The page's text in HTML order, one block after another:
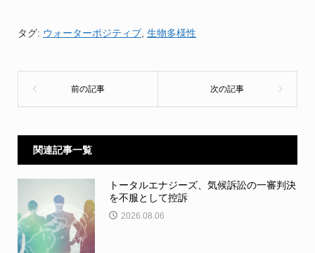
タグ: ウォーターポジティブ, 生物多様性
関連記事一覧
トータルエナジーズ、気候訴訟の一審判決
を不服として控訴
2026.08.06